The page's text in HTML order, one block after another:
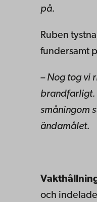
på.
Ruben
fundersamt
– Nog tog vi
brandfarligt.
småningom
ändamålet.
och